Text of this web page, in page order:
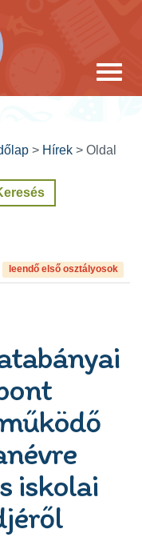
> Hírek > Oldal
leendő első osztályosok
iskolai